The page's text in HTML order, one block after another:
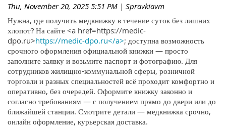
Thu, November 20, 2025 5:51 PM | Spravkiavm
Нужна, где получить медкнижку в течение суток без лишних
хлопот? На сайте <a href=https://medic-
dpo.ru>https://medic-dpo.ru</a>; доступна возможность
срочного оформления официальной книжки — просто
заполните заявку и возьмите паспорт и фотографию. Для
сотрудников жилищно-коммунальной сферы, розничной
торговли и разных специальностей всё проходит комфортно и
оперативно, без очередей. Оформите книжку законно и
согласно требованиям — с получением прямо до двери или до
ближайшей станции. Смотрите детали — медкнижка срочно,
онлайн оформление, курьерская доставка.